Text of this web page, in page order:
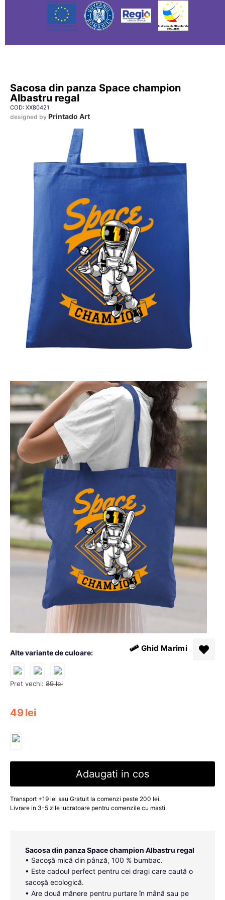
Sacosa din panza Space champion
Albastru regal
COD: XX80421
designed by Printado Art
Pret vechi: 89 lei
49lei
Alte variante de culoare: Ghid Marimi
Adaugati in cos
Transport +19 lei sau Gratuit la comenzi peste 200 lei.
Livrare in 3-5 zile lucratoare pentru comenzile cu masti.
Sacosa din panza Space champion Albastru regal
• Sacoșă mică din pânză, 100 % bumbac.
• Este cadoul perfect pentru cei dragi care caută o
sacoșă ecologică.
• Are două mănere pentru purtare în mână sau pe